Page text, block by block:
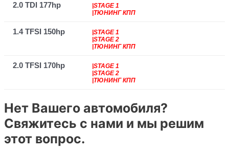
2.0 TDI 177hp
|STAGE 1
|ТЮНИНГ КПП
1.4 TFSI 150hp
|STAGE 1
|STAGE 2
|ТЮНИНГ КПП
2.0 TFSI 170hp
|STAGE 1
|STAGE 2
|ТЮНИНГ КПП
Нет Вашего автомобиля?
Свяжитесь с нами и мы решим
этот вопрос.